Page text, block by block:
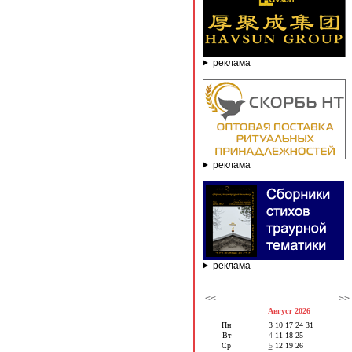
реклама
реклама
реклама
<< >>
Август 2026
Пн
Вт
Ср
3 10 17 24 31
4 11 18 25
5 12 19 26